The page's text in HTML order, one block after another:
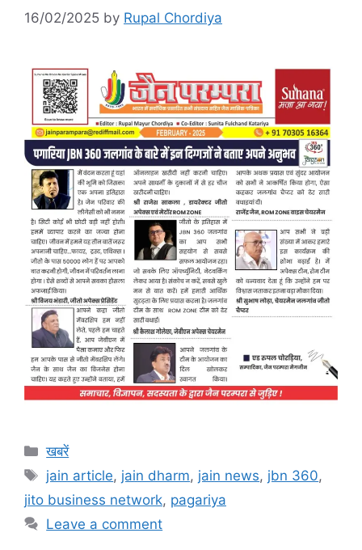
16/02/2025 by Rupal Chordiya
Categories
खबरें
Tags
jain article, jain dharm, jain news, jbn 360,
jito business network, pagariya
Leave a comment